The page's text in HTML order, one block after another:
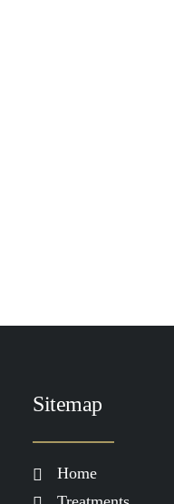
Sitemap
Home